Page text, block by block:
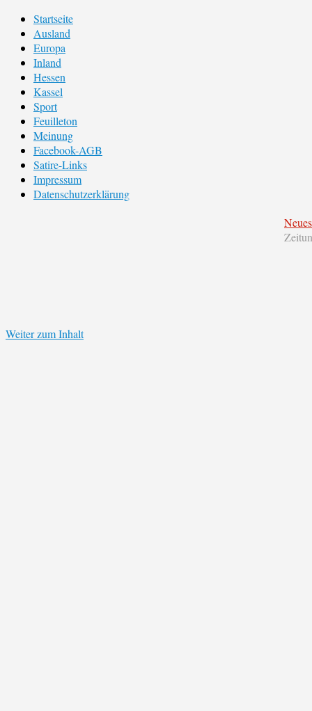
Startseite
Ausland
Europa
Inland
Hessen
Kassel
Sport
Feuilleton
Meinung
Facebook-AGB
Satire-Links
Impressum
Datenschutzerklärung
Weiter zum Inhalt